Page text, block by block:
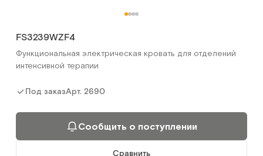
FS3239WZF4
Функциональная электрическая кровать для отделений
интенсивной терапии
Под заказАрт. 2690
Сообщить о поступлении